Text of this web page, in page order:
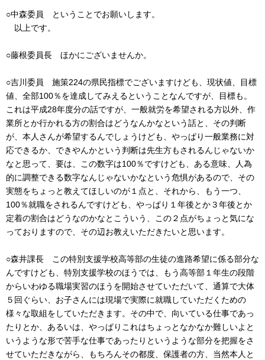
○中森委員 ということでお願いします。
以上です。
○藤根委員長 ほかにございませんか。
○吉川委員 施策224の県民指標でございますけども、現状値、目標
値、全部100％を達成してみえるということなんですが、目標も。
これは平成28年度分の話ですが、一般就労を希望される方以外、作
業所とか行かれる方の割合はどうなんかなという話と、その判断
が、本人さんが希望するんでしょうけども、やっぱり一般業務に対
応できるか、できやんかという判断は先生方もされるんじゃないか
なと思って、要は、この数字は100％ですけども、ある意味、人為
的に調整できる数字なんじゃないかなという危惧があるので、その
実態をちょっと教えてほしいのが１点と、それから、もう一つ、
100％就職をされるんですけども、やっぱり１年後とか３年後とか
定着の割合はどうなのかなとこういう、この２点がちょっと気にな
っておりますので、その辺お教えいただきたいと思います。
○森井課長 この特別支援学校高等部の生徒の進路希望に係る部分な
んですけども、特別支援学校のほうでは、もう高等部１年生の段階
からいわゆる職場実習のほうを開始させていただいて、通算で大体
５回ぐらい、お子さんには現場で実際に就職していただくための
様々な取組をしていただきます。その中で、向いている仕事であっ
たりとか、あるいは、やっぱりこれはちょっとなかなか難しいよと
いうような形で苦手な仕事であったりというような部分を把握をさ
せていただきながら、もちろんその都度、保護者の方、当然本人と